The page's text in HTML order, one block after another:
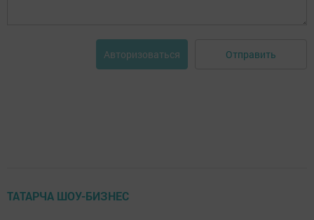
Авторизоваться Отправить
ТАТАРЧА ШОУ-БИЗНЕС